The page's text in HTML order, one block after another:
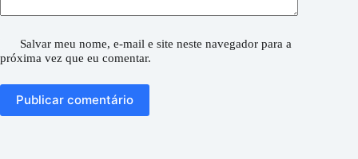
Salvar meu nome, e-mail e site neste navegador para a
próxima vez que eu comentar.
Publicar comentário